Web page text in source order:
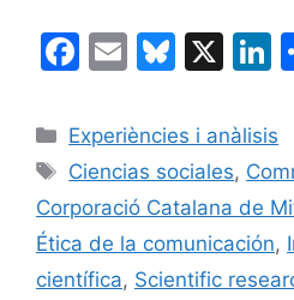
F
c
e
b
o
o
E
ai
l
Bl
e
s
k
y
X
k
e
n
Categorías
Experiències i anàlisis
Etiquetas
Ciencias sociales,
Corporació Catalana de
Ética de la comunicación,
científica, Scientific